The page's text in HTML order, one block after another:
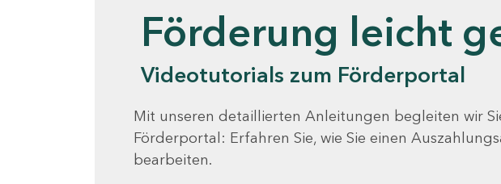
Förderung leicht
Videotutorials zum Förderportal
Mit unseren detaillierten Anleitungen begleiten wir
Förderportal: Erfahren Sie, wie Sie einen
bearbeiten.